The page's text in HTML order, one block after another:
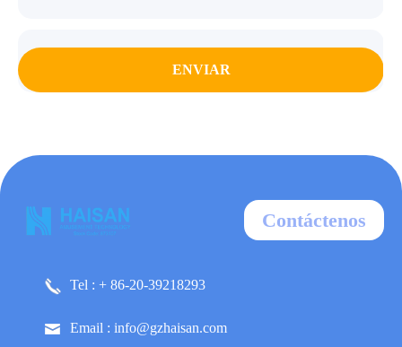
ENVIAR
Contáctenos
Tel : + 86-20-39218293
Email : info@gzhaisan.com